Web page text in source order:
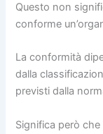
Questo non
conforme
La conformità
dalla
previsti dalla
Significa però che